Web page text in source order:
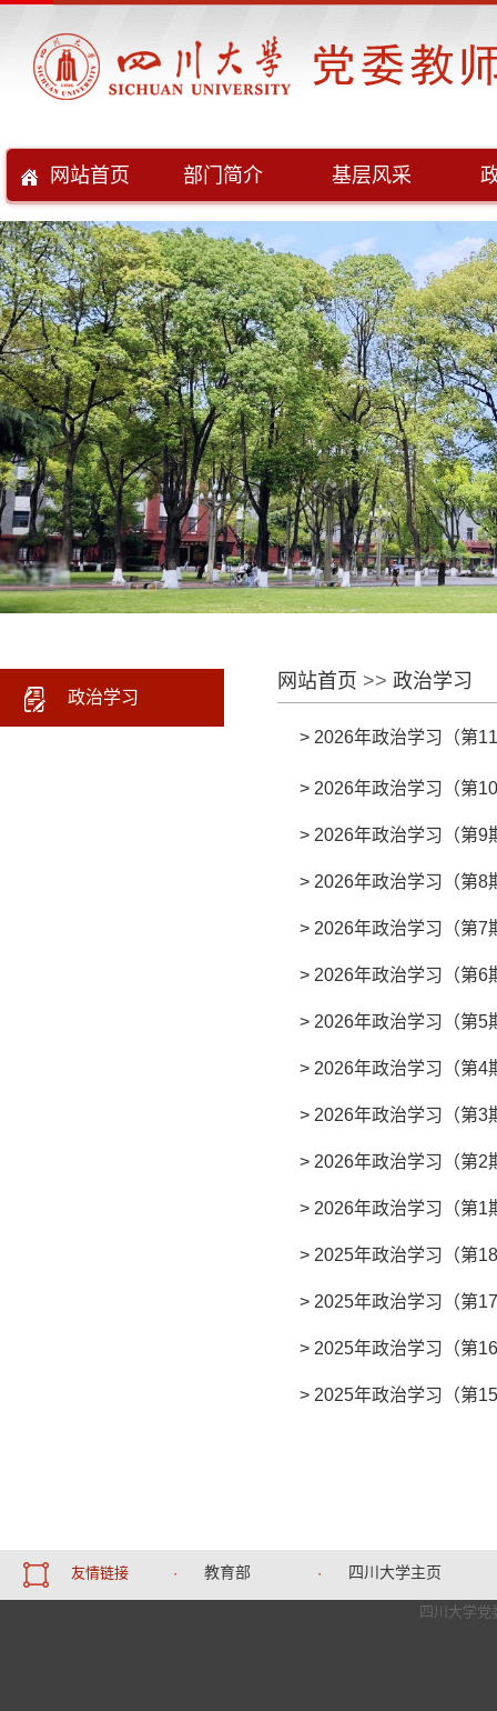
网站首页 部门简介 基层风采
政治学习
网站首页 >> 政治学习
> 2026年政治学习（第
> 2026年政治学习（第
> 2026年政治学习（第9
> 2026年政治学习（第8
> 2026年政治学习（第7
> 2026年政治学习（第6
> 2026年政治学习（第5
> 2026年政治学习（第4
> 2026年政治学习（第3
> 2026年政治学习（第2
> 2026年政治学习（第1
> 2025年政治学习（第
> 2025年政治学习（第
> 2025年政治学习（第
> 2025年政治学习（第
友情链接 · 教育部 · 四川大学主页
四川大学